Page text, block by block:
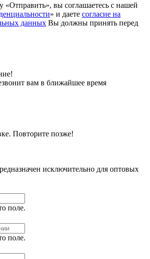
вы соглашаетесь с нашей
» и даете согласие на
данных Вы должны принять перед
вам в ближайшее время
Повторите позже!
исключительно для оптовых
поле.
поле.